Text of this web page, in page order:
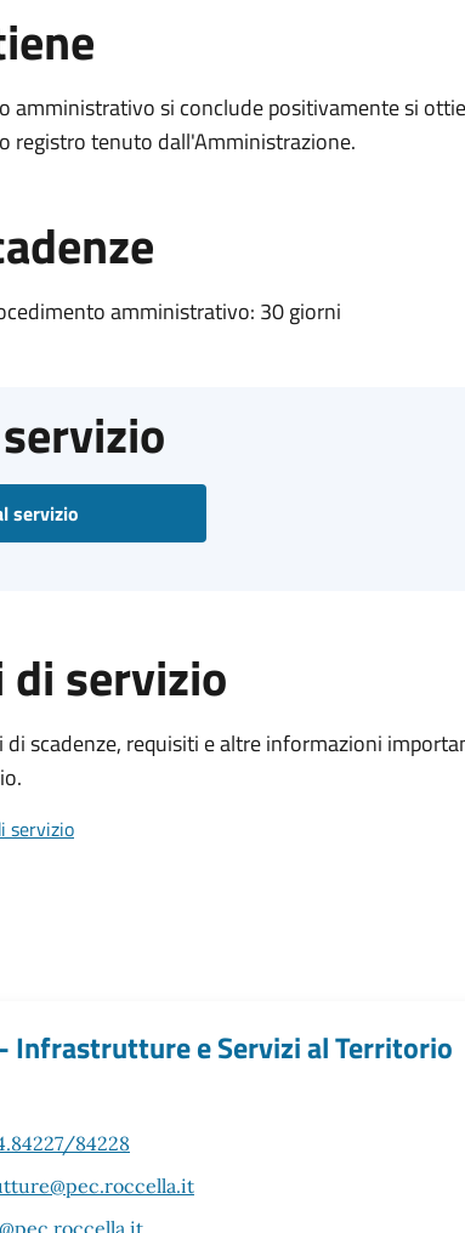
amministrativo si conclude positivamente si
registro tenuto dall'Amministrazione.
amministrativo: 30 giorni
servizio
di servizio
di scadenze, requisiti e altre informazioni
servizio
Infrastrutture e Servizi al Territorio
84228